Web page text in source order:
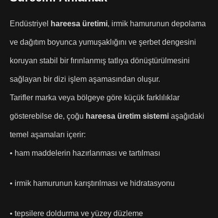
Endüstriyel hareesa üretimi, irmik hamurunun depolama
ve dağıtım boyunca yumuşaklığını ve şerbet dengesini
koruyan stabil bir fırınlanmış tatlıya dönüştürülmesini
sağlayan bir dizi işlem aşamasından oluşur.
Tarifler marka veya bölgeye göre küçük farklılıklar
gösterebilse de, çoğu hareesa üretim sistemi aşağıdaki
temel aşamaları içerir:
• ham maddelerin hazırlanması ve tartılması
• irmik hamurunun karıştırılması ve hidratasyonu
• tepsilere doldurma ve yüzey düzleme